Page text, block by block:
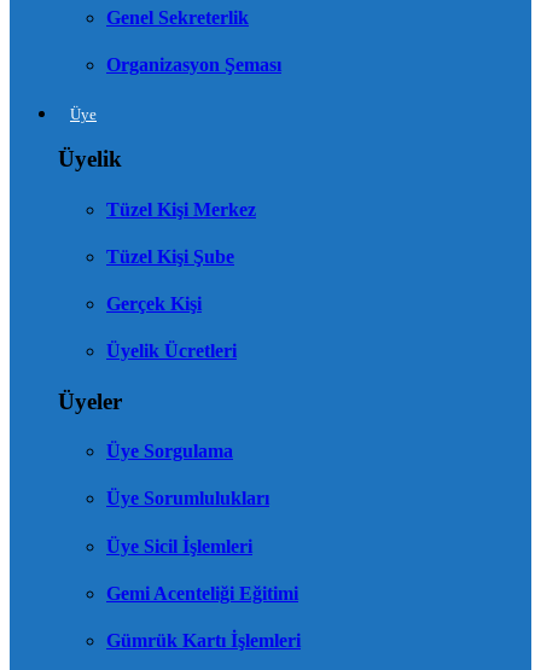
Genel Sekreterlik
Organizasyon Şeması
Üye
Üyelik
Tüzel Kişi Merkez
Tüzel Kişi Şube
Gerçek Kişi
Üyelik Ücretleri
Üyeler
Üye Sorgulama
Üye Sorumlulukları
Üye Sicil İşlemleri
Gemi Acenteliği Eğitimi
Gümrük Kartı İşlemleri